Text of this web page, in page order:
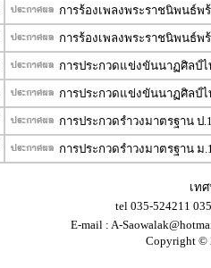
การร้องเพลงพระราชนิพนธ์พ
การร้องเพลงพระราชนิพนธ์พ
การประกวดแข่งขันนาฏศิลป์ไ
การประกวดแข่งขันนาฏศิลป์ไ
การประกวดรำวงมาตรฐาน ป
การประกวดรำวงมาตรฐาน ม
เท
tel 035-524211
E-mail : A-
Copyright ©